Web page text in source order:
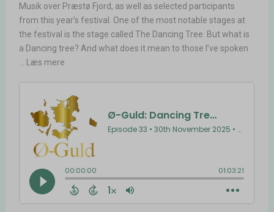
Musik over Præstø Fjord, as well as selected participants
from this year’s festival. One of the most notable stages at
the festival is the stage called The Dancing Tree. But what is
a Dancing tree? And what does it mean to those I’ve spoken
... Læs mere